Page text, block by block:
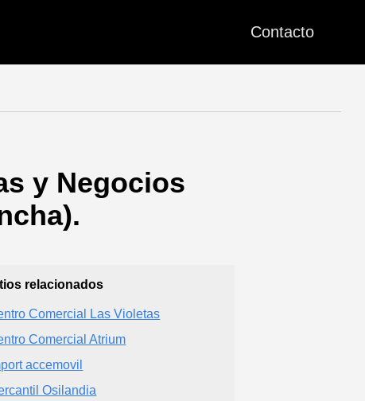
Contacto
y Negocios
relacionados
Comercial Las Violetas
Comercial Atrium
accemovil
Osilandia